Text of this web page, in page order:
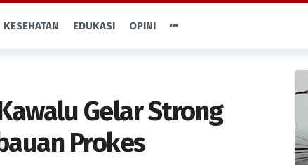
KESEHATAN EDUKASI OPINI
Gelar Strong
Prokes